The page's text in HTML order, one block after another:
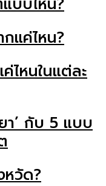
แค่ไหน?
ไหนในแต่ละ
า’ กับ 5 แบบ
หวัด?